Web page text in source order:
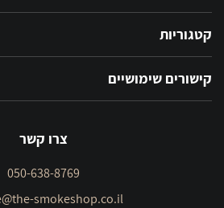
קטגוריות
קישורים שימושיים
צרו קשר
050-638-8769
smokeshop.co.il